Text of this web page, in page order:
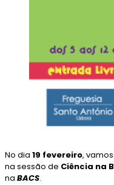
No dia 19 fevereiro,
na sessão de Ciência na
na BACS.